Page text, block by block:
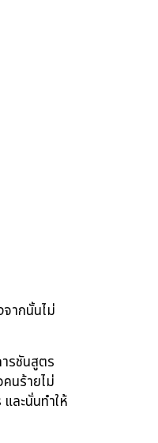
ากนั้นไม่
รชันสูตร
นร้ายไม่
ละนั่นทำให้